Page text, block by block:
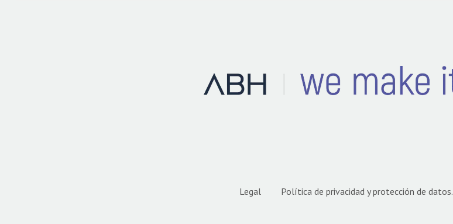
Legal Política de privacidad y protección de datos.